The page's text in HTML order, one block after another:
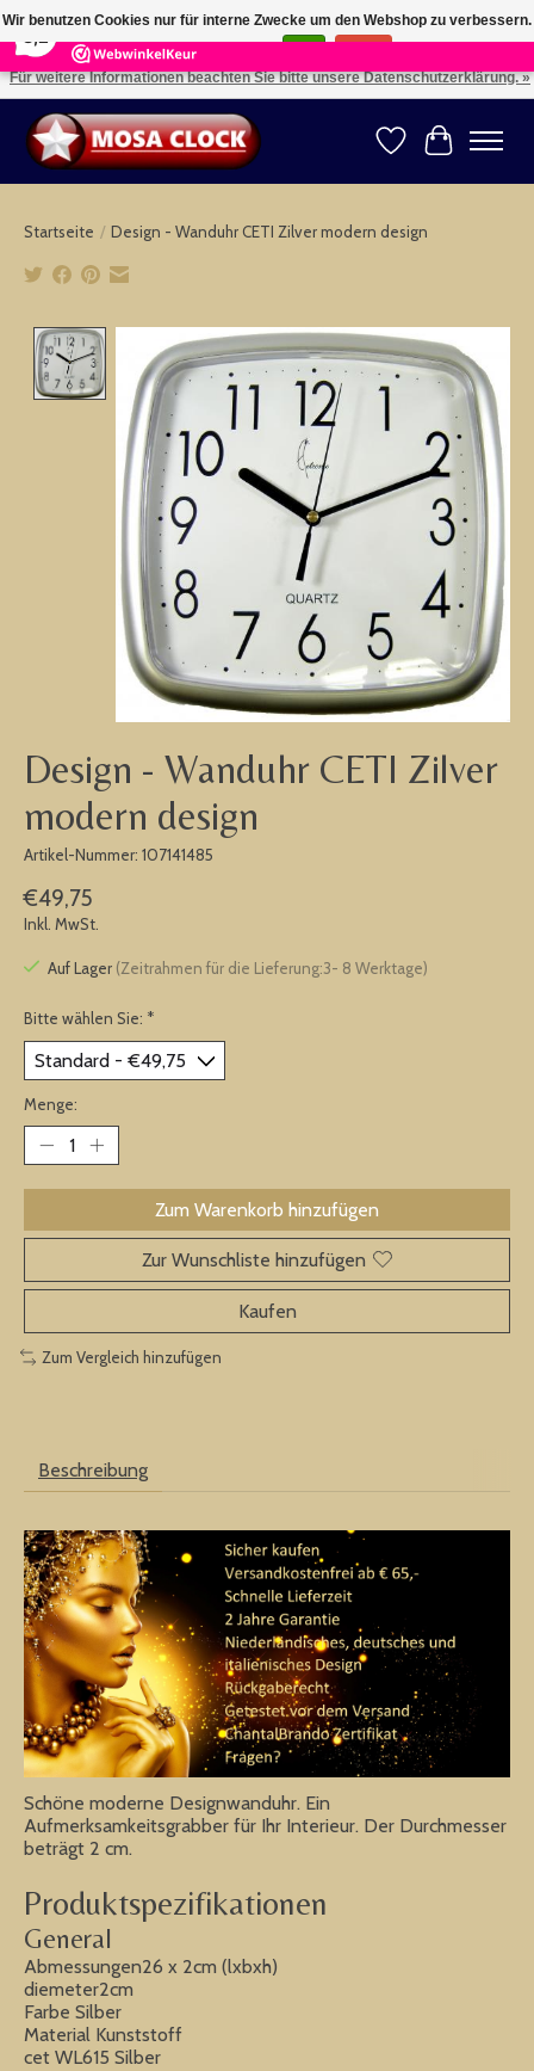
164 Reviews ×
Kies uw taal: NL -- Wählen Sie ihre Sprache: DE -- Choose your language: EN ⇓ ⇒
Wunschzettel
Ihr
Startseite / Design - Wanduhr CETI Zilver modern design
Product image slideshow Items
Design - Wanduhr CETI Zilver
modern design
Artikel-Nummer: 107141485
€49,75
Inkl. MwSt.
Auf Lager (Zeitrahmen für die Lieferung:3- 8 Werktage)
Bitte wählen Sie: *
Menge:
Zum Warenkorb hinzufügen
Zur Wunschliste hinzufügen
Kaufen
Zum Vergleich hinzufügen
Beschreibung
Schöne moderne Designwanduhr. Ein
Aufmerksamkeitsgrabber für Ihr Interieur. Der Durchmesser
beträgt 2 cm.
Produktspezifikationen
General
Abmessungen26 x 2cm (lxbxh)
diemeter2cm
Farbe Silber
Material Kunststoff
cet WL615 Silber
Wir benutzen Cookies nur für interne Zwecke um den Webshop zu verbessern.
Ist das in Ordnung?
Für weitere Informationen beachten Sie bitte unsere Datenschutzerklärung. »